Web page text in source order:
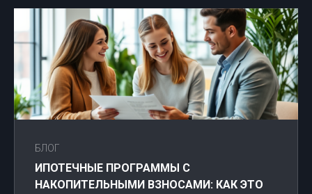
БЛОГ
ИПОТЕЧНЫЕ ПРОГРАММЫ С
НАКОПИТЕЛЬНЫМИ ВЗНОСАМИ: КАК ЭТО